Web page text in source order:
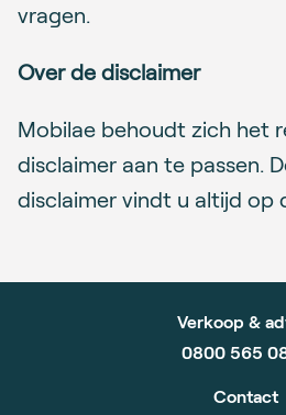
vragen.
Over de disclaimer
Mobilae behoudt zich het
disclaimer aan te passen.
disclaimer vindt u altijd op
Verkoop &
0800 565
Contact